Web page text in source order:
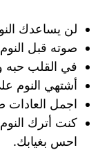
لن يساعدك
صوته قبل
في القلب حبه
أشتهي النوم
اجمل العادات
كنت أترك
احس بغيابك.